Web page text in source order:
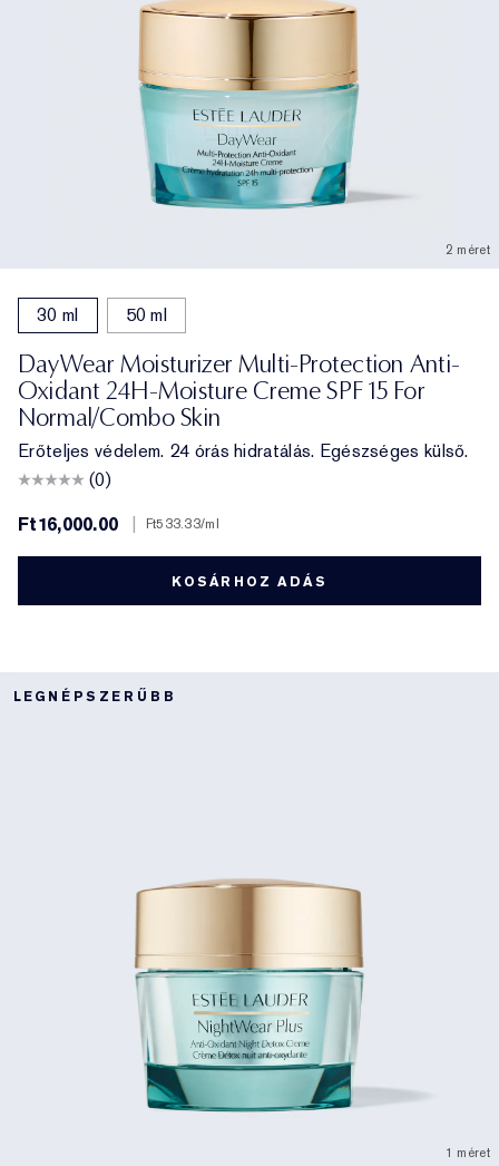
2 méret
30 ml 50 ml
DayWear Moisturizer Multi-Protection Anti-
Oxidant 24H-Moisture Creme SPF 15 For
Normal/Combo Skin
Erőteljes védelem. 24 órás hidratálás. Egészséges külső.
(0)
Ft16,000.00
Ft533.33/ml
KOSÁRHOZ ADÁS
LEGNÉPSZERŰBB
1 méret